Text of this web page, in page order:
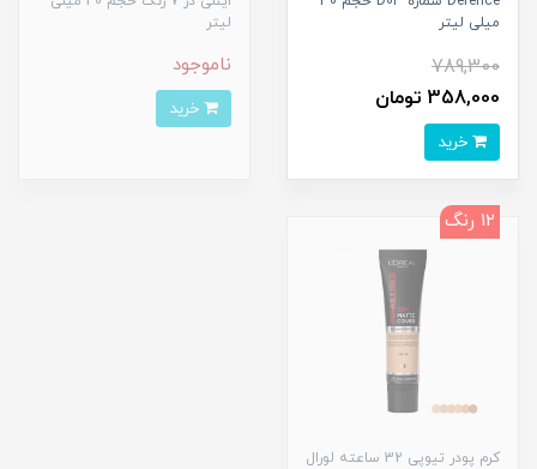
میلی لیتر
789,300
358,000 تومان
لیتر
ناموجود
12 رنگ
کرم پودر تیوپی 32 ساعته لورال